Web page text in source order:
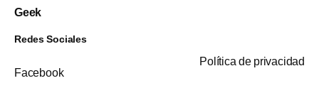
Geek
Redes Sociales
Facebook
Política de privacidad